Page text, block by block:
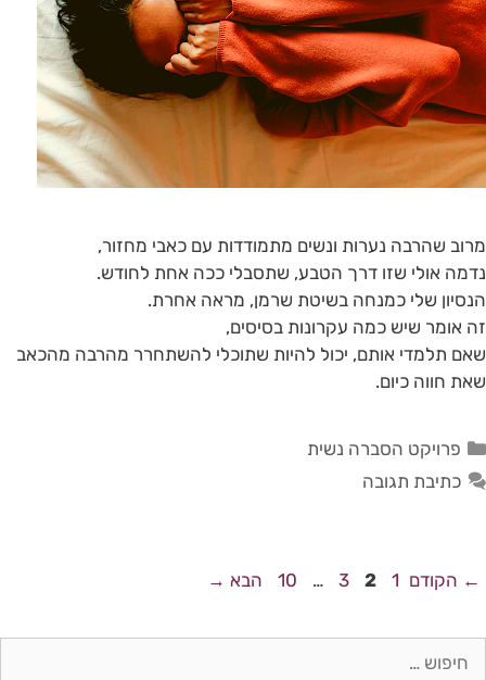
מרוב שהרבה נערות ונשים מתמודדות עם כאבי מחזור,
נדמה אולי שזו דרך הטבע, שתסבלי ככה אחת לחודש.
הנסיון שלי כמנחה בשיטת שרמן, מראה אחרת.
זה אומר שיש כמה עקרונות בסיסים,
שאם תלמדי אותם, יכול להיות שתוכלי להשתחרר מהרבה מהכאב
שאת חווה כיום.
פרויקט הסברה נשית
כתיבת תגובה
← הקודם 1
2
3
…
10 הבא →